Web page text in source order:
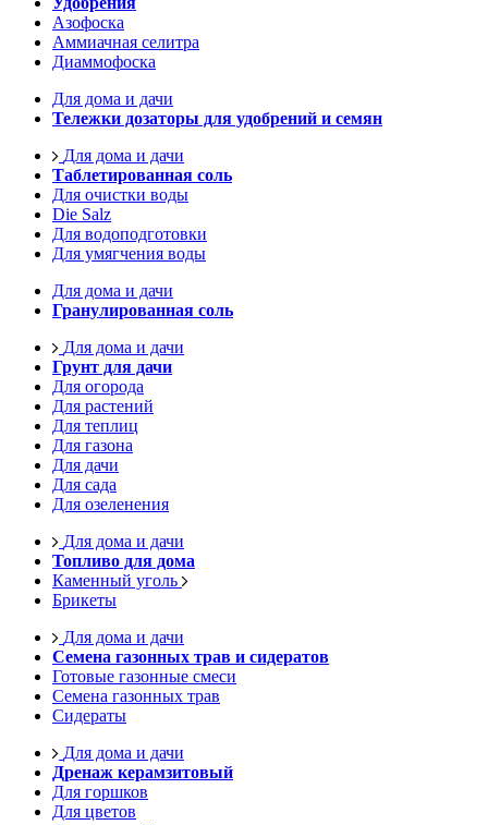
Азофоска
Аммиачная селитра
Диаммофоска
Для дома и дачи
Тележки дозаторы для удобрений и семян
Для дома и дачи
Таблетированная соль
Для очистки воды
Die Salz
Для водоподготовки
Для умягчения воды
Для дома и дачи
Гранулированная соль
Для дома и дачи
Грунт для дачи
Для огорода
Для растений
Для теплиц
Для газона
Для дачи
Для сада
Для озеленения
Для дома и дачи
Топливо для дома
Каменный уголь
Брикеты
Для дома и дачи
Семена газонных трав и сидератов
Готовые газонные смеси
Семена газонных трав
Сидераты
Для дома и дачи
Дренаж керамзитовый
Для горшков
Для цветов